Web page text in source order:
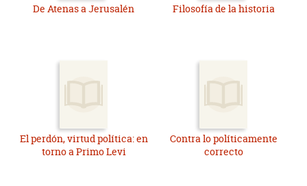
De Atenas a Jerusalén Filosofía de la historia
El perdón, virtud política: en
torno a Primo Levi
Contra lo políticamente
correcto